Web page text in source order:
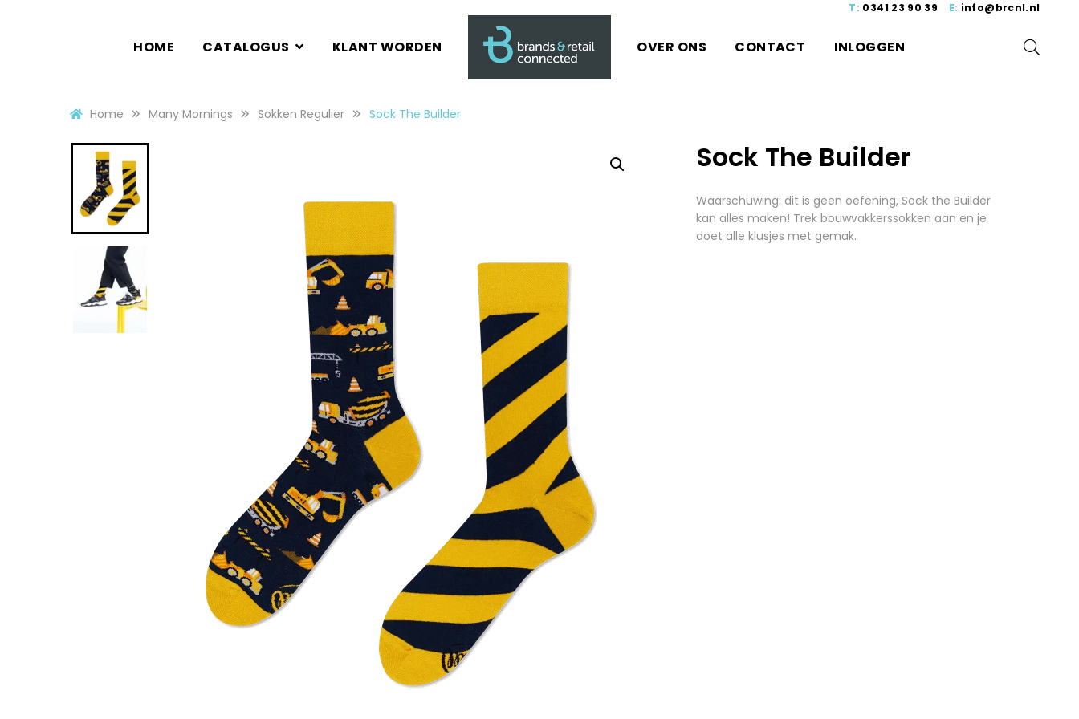
T: 0341 23 90 39 E: info@brcnl.nl
HOME CATALOGUS KLANT WORDEN OVER ONS CONTACT INLOGGEN
Home Many Mornings Sokken Regulier Sock The Builder
Sock The Builder
Waarschuwing: dit is geen oefening, Sock the Builder
kan alles maken! Trek bouwvakkerssokken aan en je
doet alle klusjes met gemak.